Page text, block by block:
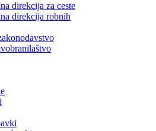
direkcija za ceste
direkcija robnih